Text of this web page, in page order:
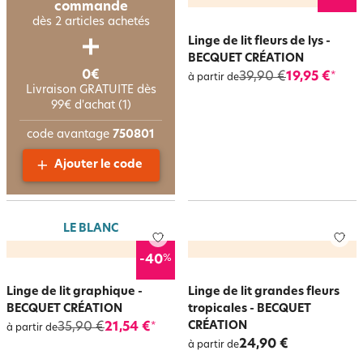
Linge de lit fleurs de lys -
BECQUET CRÉATION
à partir de39,90 €19,95 €*
LE BLANC
-40%
Linge de lit graphique -
BECQUET CRÉATION
à partir de35,90 €21,54 €*
Linge de lit grandes fleurs
tropicales - BECQUET
CRÉATION
à partir de24,90 €
commande
dès 2 articles achetés
0€
Livraison GRATUITE dès
99€ d'achat (1)
code avantage 750801
Ajouter le code